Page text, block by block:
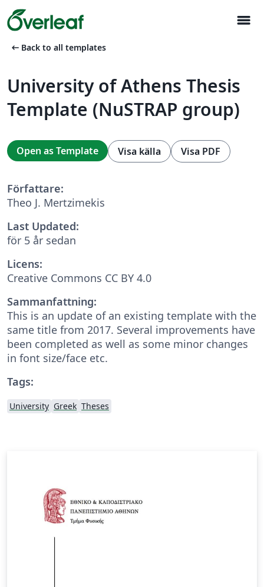
menu
arrow_left_alt Back to all templates
University of Athens Thesis
Template (NuSTRAP group)
Open as Template Visa källa Visa PDF
Författare:
Theo J. Mertzimekis
Last Updated:
för 5 år sedan
Licens:
Creative Commons CC BY 4.0
Sammanfattning:
This is an update of an existing template with the
same title from 2017. Several improvements have
been completed as well as some minor changes
in font size/face etc.
Tags:
University Greek Theses